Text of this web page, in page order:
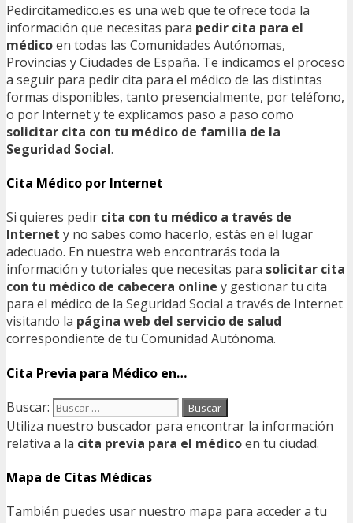
Pedircitamedico.es es una web que te ofrece toda la
información que necesitas para pedir cita para el
médicoen todas las Comunidades Autónomas,
Provincias y Ciudades de España. Te indicamos el proceso
a seguir para pedir cita para el médico de las distintas
formas disponibles, tanto presencialmente, por teléfono,
o por Internet y te explicamos paso a paso como
solicitar cita con tu médico de familia de la
Seguridad Social.
Cita Médico por Internet
Si quieres pedir cita con tu médico a través de
Internet y no sabes como hacerlo, estás en el lugar
adecuado. En nuestra web encontrarás toda la
información y tutoriales que necesitas para solicitar cita
con tu médico de cabecera online y gestionar tu cita
para el médico de la Seguridad Social a través de Internet
visitando la página web del servicio de salud
correspondiente de tu Comunidad Autónoma.
Cita Previa para Médico en…
Buscar:
Utiliza nuestro buscador para encontrar la información
relativa a la cita previa para el médicoen tu ciudad.
Mapa de Citas Médicas
También puedes usar nuestro mapa para acceder a tu